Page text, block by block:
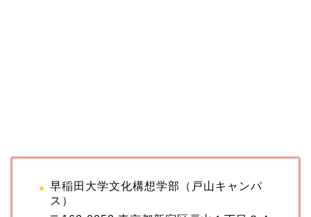
早稲田大学文化構想学部（戸山キャンパ
ス）